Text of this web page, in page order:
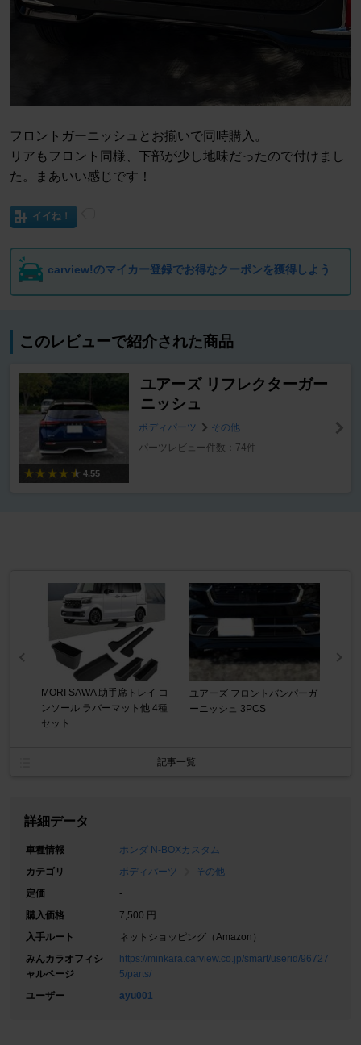
フロントガーニッシュとお揃いで同時購入。
リアもフロント同様、下部が少し地味だったので付けまし
た。まあいい感じです！
イイね！
carview!のマイカー登録でお得なクーポンを獲得しよう
このレビューで紹介された商品
4.55
ユアーズ リフレクターガー
ニッシュ
ボディパーツ
その他
パーツレビュー件数：74件
MORI SAWA 助手席トレイ コ
ンソール ラバーマット他 4種
セット
ユアーズ フロントバンパーガ
ーニッシュ 3PCS
記事一覧
詳細データ
車種情報
ホンダ N-BOXカスタム
カテゴリ
ボディパーツ
その他
定価
-
購入価格
7,500 円
入手ルート
ネットショッピング（Amazon）
みんカラオフィシ
ャルページ
https://minkara.carview.co.jp/smart/userid/96727
5/parts/
ユーザー
ayu001